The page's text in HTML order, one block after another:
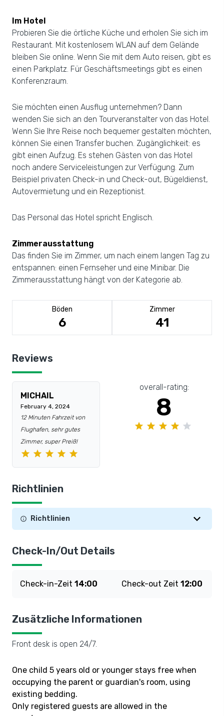
Im Hotel
Probieren Sie die örtliche Küche und erholen Sie sich im
Restaurant. Mit kostenlosem WLAN auf dem Gelände
bleiben Sie online. Wenn Sie mit dem Auto reisen, gibt es
einen Parkplatz. Für Geschäftsmeetings gibt es einen
Konferenzraum.
Sie möchten einen Ausflug unternehmen? Dann
wenden Sie sich an den Tourveranstalter von das Hotel.
Wenn Sie Ihre Reise noch bequemer gestalten möchten,
können Sie einen Transfer buchen. Zugänglichkeit: es
gibt einen Aufzug. Es stehen Gästen von das Hotel
noch andere Serviceleistungen zur Verfügung. Zum
Beispiel privaten Check-in und Check-out, Bügeldienst,
Autovermietung und ein Rezeptionist.
Das Personal das Hotel spricht Englisch.
Zimmerausstattung
Das finden Sie im Zimmer, um nach einem langen Tag zu
entspannen: einen Fernseher und eine Minibar. Die
Zimmerausstattung hängt von der Kategorie ab.
Böden
6
Zimmer
41
Reviews
MICHAIL
February 4, 2024
12 Minuten Fahrzeit von
Flughafen, sehr gutes
Zimmer, super Preiß!
overall-rating:
8
Richtlinien
Richtlinien
Check-In/Out Details
Check-in-Zeit 14:00 Check-out Zeit 12:00
Zusätzliche Informationen
Front desk is open 24/7.
One child 5 years old or younger stays free when
occupying the parent or guardian's room, using
existing bedding.
Only registered guests are allowed in the